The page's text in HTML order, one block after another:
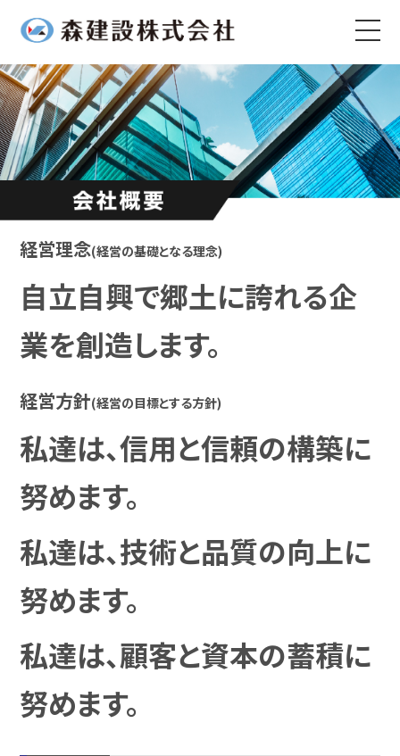
経営理念(経営の基礎となる理念)
自立自興で郷土に誇れる企
業を創造します。
経営方針(経営の目標とする方針)
私達は、信用と信頼の構築に
努めます。
私達は、技術と品質の向上に
努めます。
私達は、顧客と資本の蓄積に
努めます。